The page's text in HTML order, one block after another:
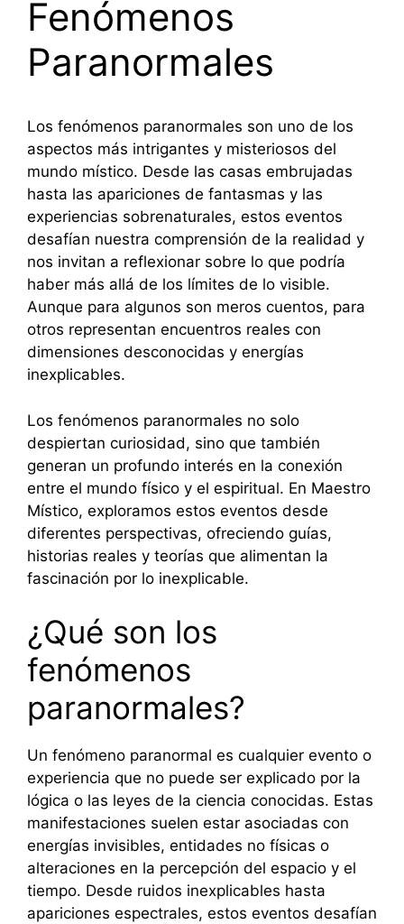
Fenómenos
Paranormales
Los fenómenos paranormales son uno de los
aspectos más intrigantes y misteriosos del
mundo místico. Desde las casas embrujadas
hasta las apariciones de fantasmas y las
experiencias sobrenaturales, estos eventos
desafían nuestra comprensión de la realidad y
nos invitan a reflexionar sobre lo que podría
haber más allá de los límites de lo visible.
Aunque para algunos son meros cuentos, para
otros representan encuentros reales con
dimensiones desconocidas y energías
inexplicables.
Los fenómenos paranormales no solo
despiertan curiosidad, sino que también
generan un profundo interés en la conexión
entre el mundo físico y el espiritual. En Maestro
Místico, exploramos estos eventos desde
diferentes perspectivas, ofreciendo guías,
historias reales y teorías que alimentan la
fascinación por lo inexplicable.
¿Qué son los
fenómenos
paranormales?
Un fenómeno paranormal es cualquier evento o
experiencia que no puede ser explicado por la
lógica o las leyes de la ciencia conocidas. Estas
manifestaciones suelen estar asociadas con
energías invisibles, entidades no físicas o
alteraciones en la percepción del espacio y el
tiempo. Desde ruidos inexplicables hasta
apariciones espectrales, estos eventos desafían